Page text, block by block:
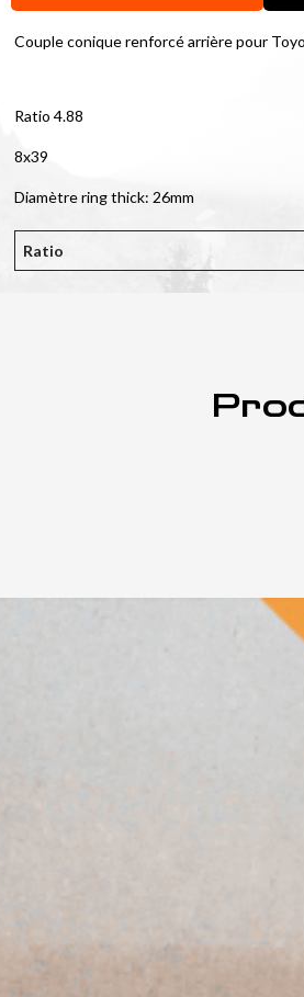
Couple conique renforcé arrière pour
Ratio 4.88
8x39
Diamètre ring thick: 26mm
Ratio